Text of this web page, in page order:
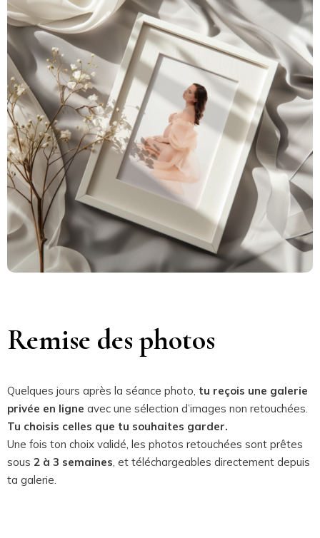
Remise des photos
Quelques jours après la séance photo, tu reçois une galerie
privée en ligne avec une sélection d’images non retouchées.
Tu choisis celles que tu souhaites garder.
Une fois ton choix validé, les photos retouchées sont prêtes
sous 2 à 3 semaines, et téléchargeables directement depuis
ta galerie.